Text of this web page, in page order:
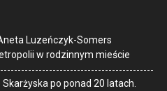
Luzeńczyk-Somers
w rodzinnym mieście
po ponad 20 latach.